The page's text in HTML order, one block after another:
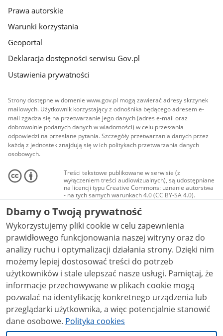
Prawa autorskie
Warunki korzystania
Geoportal
Deklaracja dostępności serwisu Gov.pl
Ustawienia prywatności
Strony dostępne w domenie www.gov.pl mogą zawierać adresy skrzynek
mailowych. Użytkownik korzystający z odnośnika będącego adresem e-
mail zgadza się na przetwarzanie jego danych (adres e-mail oraz
dobrowolnie podanych danych w wiadomości) w celu przesłania
odpowiedzi na przesłane pytania. Szczegóły przetwarzania danych przez
każdą z jednostek znajdują się w ich politykach przetwarzania danych
osobowych.
Treści tekstowe publikowane w serwisie (z
wyłączeniem treści audiowizualnych), są udostępniane
na licencji typu Creative Commons: uznanie autorstwa
- na tych samych warunkach 4.0 (CC BY-SA 4.0).
Materiały audiowizualne, w tym zdjęcia, materiały
audio i wideo, są udostępniane na licencji typu
Creative Commons: uznanie autorstwa użycie
niekomercyjne - bez utworów zależnych 4.0 (CC BY-
NC-ND 4.0), o ile nie jest to stwierdzone inaczej.
Dbamy o Twoją prywatność
Wykorzystujemy pliki cookie w celu zapewnienia
prawidłowego funkcjonowania naszej witryny oraz do
analizy ruchu i optymalizacji działania strony. Dzięki nim
możemy lepiej dostosować treści do potrzeb
użytkowników i stale ulepszać nasze usługi. Pamiętaj, że
informacje przechowywane w plikach cookie mogą
pozwalać na identyfikację konkretnego urządzenia lub
przeglądarki użytkownika, a więc potencjalnie stanowić
dane osobowe. Polityka cookies